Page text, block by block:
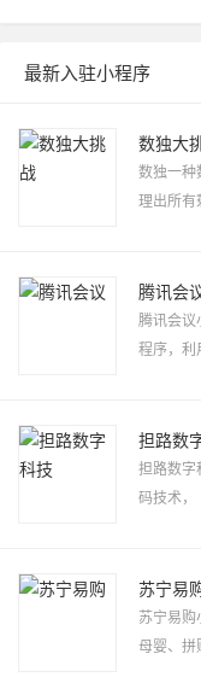
最新入驻小程序
数独大
数独一种
理出所有
腾讯会
腾讯会议
程序，利
担路数
担路数字
码技术，
苏宁易
苏宁易
母婴、拼